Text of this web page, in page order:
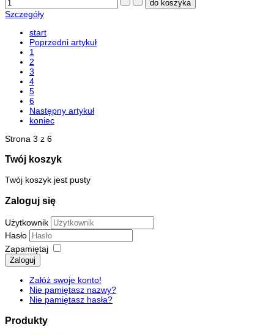
Szczegóły
start
Poprzedni artykuł
1
2
3
4
5
6
Następny artykuł
koniec
Strona 3 z 6
Twój koszyk
Twój koszyk jest pusty
Zaloguj się
Użytkownik
Hasło
Zapamiętaj
Zaloguj
Załóż swoje konto!
Nie pamiętasz nazwy?
Nie pamiętasz hasła?
Produkty